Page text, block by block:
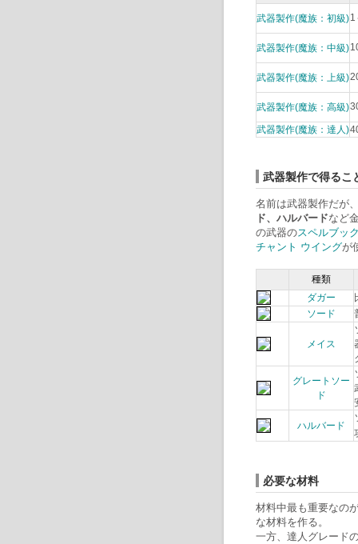
武器製作(魔族：初級)1
武器製作(魔族：中級)
武器製作(魔族：上級)
武器製作(魔族：高級)
武器製作(魔族：達人)
武器製作で得るこ
名前は武器製作だが
ド、ハルバードなど
の武器のスペルブッ
チャント ウイングが
種類
ダガー
ソード
メイス
グレートソー
ド
ハルバード
必要な材料
材料中最も重要なの
な材料を作る。
一方、達人グレード